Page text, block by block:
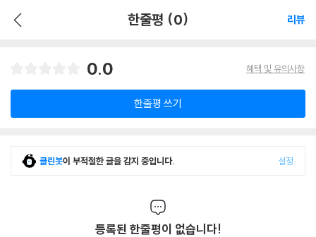
한줄평 (0) 리뷰
0.0 혜택 및 유의사항
한줄평 쓰기
클린봇이 부적절한 글을 감지 중입니다. 설정
등록된 한줄평이 없습니다!